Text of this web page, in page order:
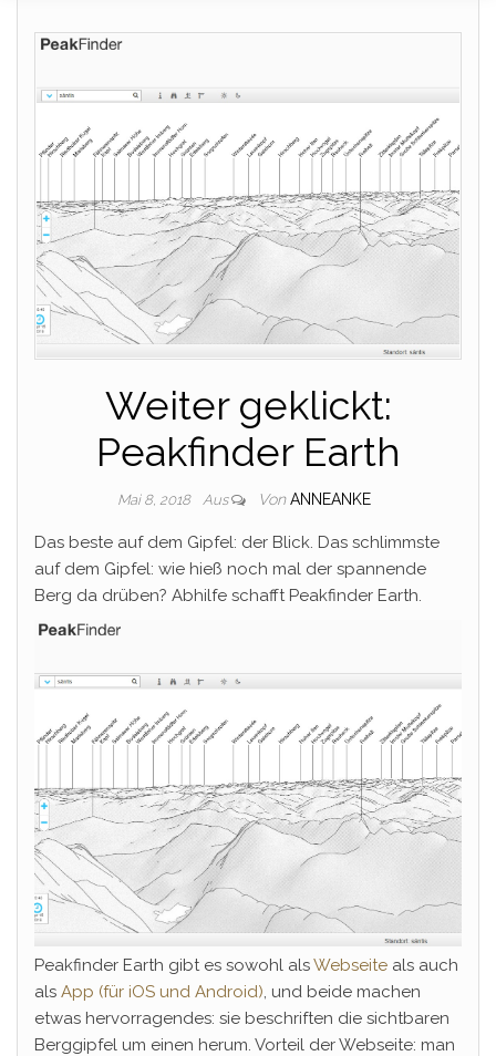
Weiter geklickt:
Peakfinder Earth
Mai 8, 2018 Aus Von ANNEANKE
Das beste auf dem Gipfel: der Blick. Das schlimmste
auf dem Gipfel: wie hieß noch mal der spannende
Berg da drüben? Abhilfe schafft Peakfinder Earth.
Peakfinder Earth gibt es sowohl alsWebseite als auch
als App (für iOS und Android) , und beide machen
etwas hervorragendes: sie beschriften die sichtbaren
Berggipfel um einen herum. Vorteil der Webseite: man